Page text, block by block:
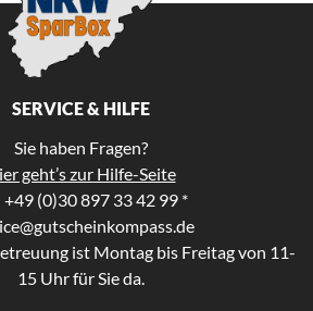
SERVICE & HILFE
Sie haben Fragen?
geht’s zur Hilfe-Seite
+49 (0)30 897 33 42 99 *
ist Montag bis Freitag von 11-
15 Uhr für Sie da.